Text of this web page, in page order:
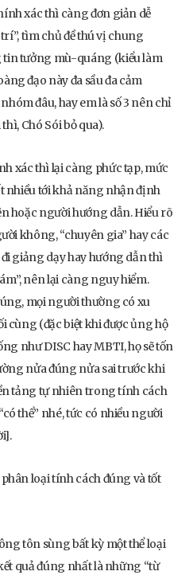
xác thì càng đơn giản dễ
tìm chủ đề thú vị chung
tưởng mù-quáng (kiểu làm
đạo này đa sầu đa cảm
đâu, hay em là số 3 nên chỉ
Chó Sói bỏ qua).
xác thì lại càng phức tạp, mức
nhiều tới khả năng nhận định
hoặc người hướng dẫn. Hiểu rõ
không, “chuyên gia” hay các
giảng dạy hay hướng dẫn thì
nên lại càng nguy hiểm.
mọi người thường có xu
cùng (đặc biệt khi được ủng hộ
như DISC hay MBTI, họ sẽ tốn
nửa đúng nửa sai trước khi
tảng tự nhiên trong tính cách
thể” nhé, tức có nhiều người
loại tính cách đúng và tốt
tôn sùng bất kỳ một thể loại
quả đúng nhất là những “từ